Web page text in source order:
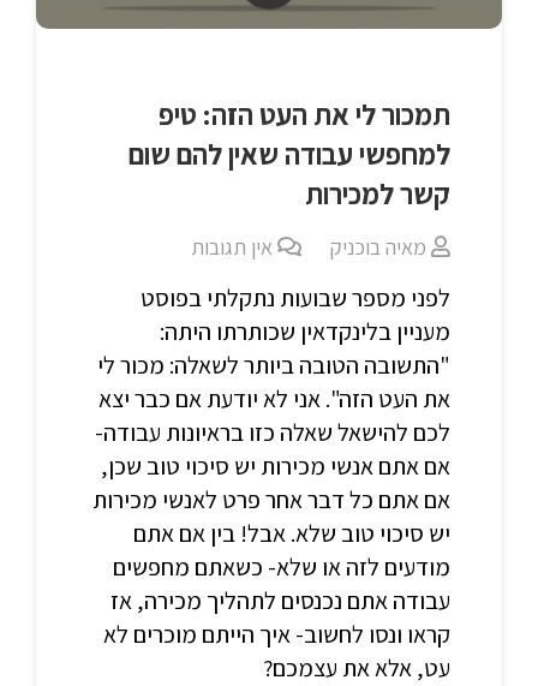
תמכור לי את העט הזה: טיפ
למחפשי עבודה שאין להם שום
קשר למכירות
מאיה בוכניק אין תגובות
לפני מספר שבועות נתקלתי בפוסט
מעניין בלינקדאין שכותרתו היתה:
"התשובה הטובה ביותר לשאלה: מכור לי
את העט הזה". אני לא יודעת אם כבר יצא
לכם להישאל שאלה כזו בראיונות עבודה-
אם אתם אנשי מכירות יש סיכוי טוב שכן,
אם אתם כל דבר אחר פרט לאנשי מכירות
יש סיכוי טוב שלא. אבל! בין אם אתם
מודעים לזה או שלא- כשאתם מחפשים
עבודה אתם נכנסים לתהליך מכירה, אז
קראו ונסו לחשוב- איך הייתם מוכרים לא
עט, אלא את עצמכם?